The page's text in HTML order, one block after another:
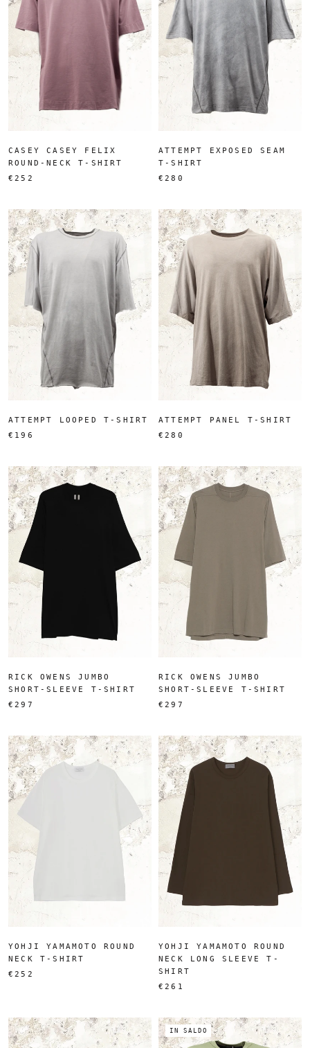
CASEY CASEY FELIX
ROUND-NECK T-SHIRT
€252
ATTEMPT EXPOSED SEAM
T-SHIRT
€280
ATTEMPT LOOPED T-SHIRT
€196
ATTEMPT PANEL T-SHIRT
€280
RICK OWENS JUMBO
SHORT-SLEEVE T-SHIRT
€297
RICK OWENS JUMBO
SHORT-SLEEVE T-SHIRT
€297
YOHJI YAMAMOTO ROUND
NECK T-SHIRT
€252
YOHJI YAMAMOTO ROUND
NECK LONG SLEEVE T-
SHIRT
€261
IN SALDO